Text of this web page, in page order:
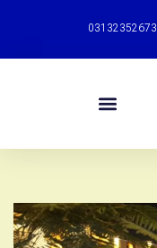
03132352673